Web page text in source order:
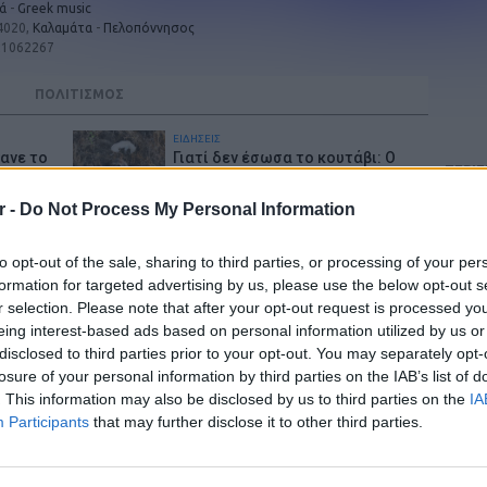
- Do Not Process My Personal Information
opt-out of the sale, sharing to third parties, or processing of your
for targeted advertising by us, please use the below opt-out
selection. Please note that after your opt-out request is processed
interest-based ads based on personal information utilized by us
to third parties prior to your opt-out. You may separately
of your personal information by third parties on the IAB’s list of
This information may also be disclosed by us to third parties on the
Participants that may further disclose it to other third parties.
- Greek music
Καλαμάτα - Πελοπόννησος
ΠΟΛΙΤΙΣΜΟΣ
το
–
ΕΙΔΗΣΕΙΣ
Γιατί δεν έσωσα το κουτάβι: Ο
αγέλη λύκων εξηγεί γιατί δεν επενέβη
δεις
10 αποφθέγματα για τον
Αύγουστο
LIFESTYLE
Πού εξαφανίστηκε η Dido; Η
τραγουδίστρια που πούλησε 40
εκ. δίσκους άφησε τη δόξα και
άλλαξε ζωή
-
τρέχουν πλέον εδώ
Ένα
Privacy